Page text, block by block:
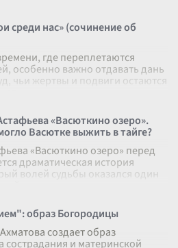
среди нас» (сочинение об
где переплетаются
особенно важно отдавать дань
чьи жертвы и подвиги остаются
«Васюткино озеро».
Васютке выжить в тайге?
«Васюткино озеро» перед
драматическая история
волей судьбы оказался один
образ Богородицы
создает образ
и материнской